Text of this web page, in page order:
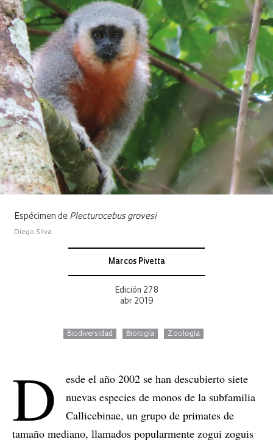
Espécimen de Plecturocebus grovesi
Diego Silva
Marcos Pivetta
Edición 278
abr 2019
Biodiversidad Biología Zoología
D
esde el año 2002 se han descubierto siete
nuevas especies de monos de la subfamilia
Callicebinae, un grupo de primates de
tamaño mediano, llamados popularmente zogui zoguis